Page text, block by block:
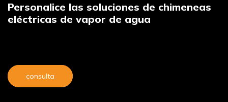
Personalice las soluciones de chimeneas
eléctricas de vapor de agua
consulta